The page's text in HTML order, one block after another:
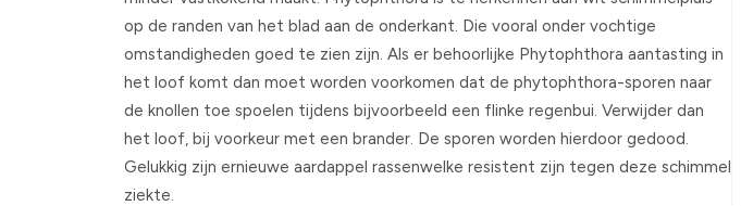
op de randen van het blad aan de onderkant. Die vooral onder vochtige
omstandigheden goed te zien zijn. Als er behoorlijke Phytophthora aantasting in
het loof komt dan moet worden voorkomen dat de phytophthora-sporen naar
de knollen toe spoelen tijdens bijvoorbeeld een flinke regenbui. Verwijder dan
het loof, bij voorkeur met een brander. De sporen worden hierdoor gedood.
Gelukkig zijn ernieuwe aardappel rassenwelke resistent zijn tegen deze schimmel
ziekte.